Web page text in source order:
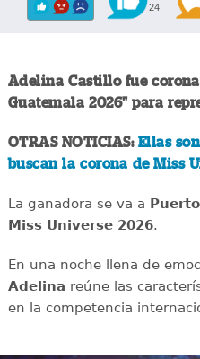
24
Adelina Castillo fue
Guatemala 2026" para
OTRAS NOTICIAS: Ellas
buscan la corona de Miss
La ganadora se va a
Miss Universe 2026.
En una noche llena de
Adelina reúne las
en la competencia